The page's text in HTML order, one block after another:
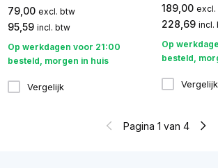
79,00 excl. btw
95,59 incl. btw
Op werkdagen voor 21:00
besteld, morgen in huis
Vergelijk
189,00 excl.
228,69 incl.
Op
besteld,
Vergelijk
Pagina 1 van 4